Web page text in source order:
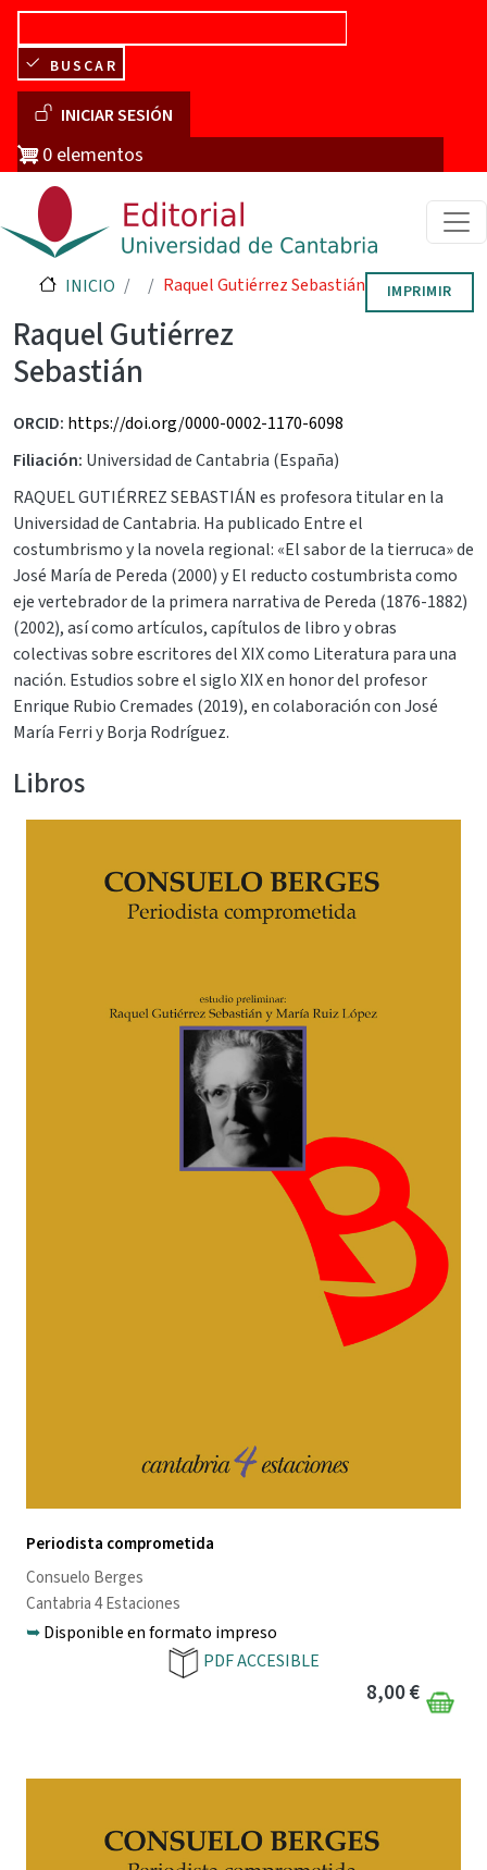
Pasar al contenido principal
BUSCAR
Menú de cuenta de usuario
INICIAR SESIÓN
0 elementos
INICIO Raquel Gutiérrez Sebastián
Raquel Gutiérrez
Sebastián
IMPRIMIR
ORCID https://doi.org/0000-0002-1170-6098
Filiación Universidad de Cantabria (España)
RAQUEL GUTIÉRREZ SEBASTIÁN es profesora titular en la
Universidad de Cantabria. Ha publicado Entre el
costumbrismo y la novela regional: «El sabor de la tierruca» de
José María de Pereda (2000) y El reducto costumbrista como
eje vertebrador de la primera narrativa de Pereda (1876-1882)
(2002), así como artículos, capítulos de libro y obras
colectivas sobre escritores del XIX como Literatura para una
nación. Estudios sobre el siglo XIX en honor del profesor
Enrique Rubio Cremades (2019), en colaboración con José
María Ferri y Borja Rodríguez.
Libros
Periodista comprometida
Consuelo Berges
Cantabria 4 Estaciones
➥Disponible en formato impreso
PDF ACCESIBLE
8,00 €